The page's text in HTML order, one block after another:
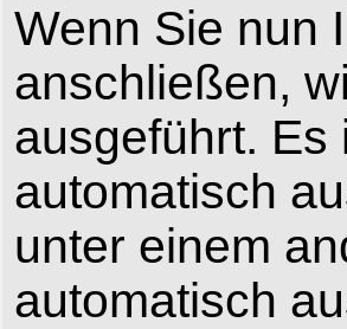
Wenn Sie nun
anschließen,
ausgeführt. Es
automatisch
unter einem
automatisch